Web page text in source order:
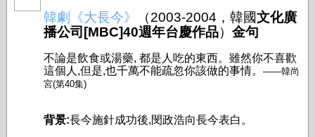
韓劇《大長今》 （2003-2004， 韓國文化廣
播公司[MBC]40週年台慶作品） 金句
不論是飲食或湯藥, 都是人吃的東西。雖然你不喜歡
這個人,但是,也千萬不能疏忽你該做的事情。 ——韓尚
宮(第40集)
背景:長今施針成功後,閔政浩向長今表白。